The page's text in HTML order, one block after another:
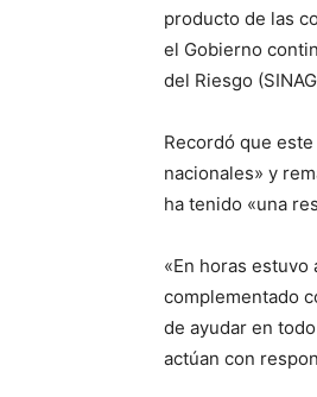
producto de las
el Gobierno
del Riesgo
Recordó que
nacionales» y
ha tenido «una
«En horas
complementado
de ayudar en
actúan con